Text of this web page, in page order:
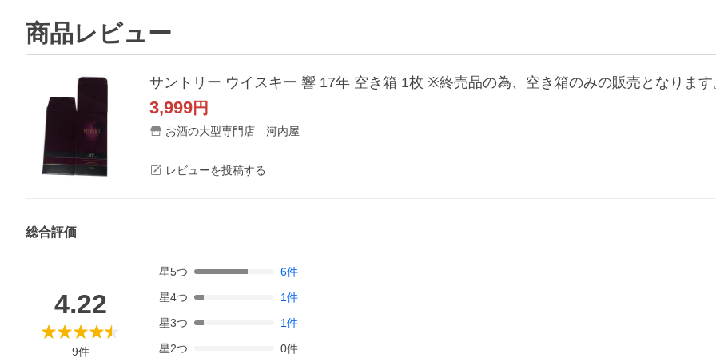
商品レビュー
サントリー ウイスキー 響 17年 空き箱 1枚 ※終売品の為、空き箱のみの販売となります
3,999円
お酒の大型専門店 河内屋
レビューを投稿する
総合評価
4.22
9件
星5つ 6件
星4つ 1件
星3つ 1件
星2つ 0件